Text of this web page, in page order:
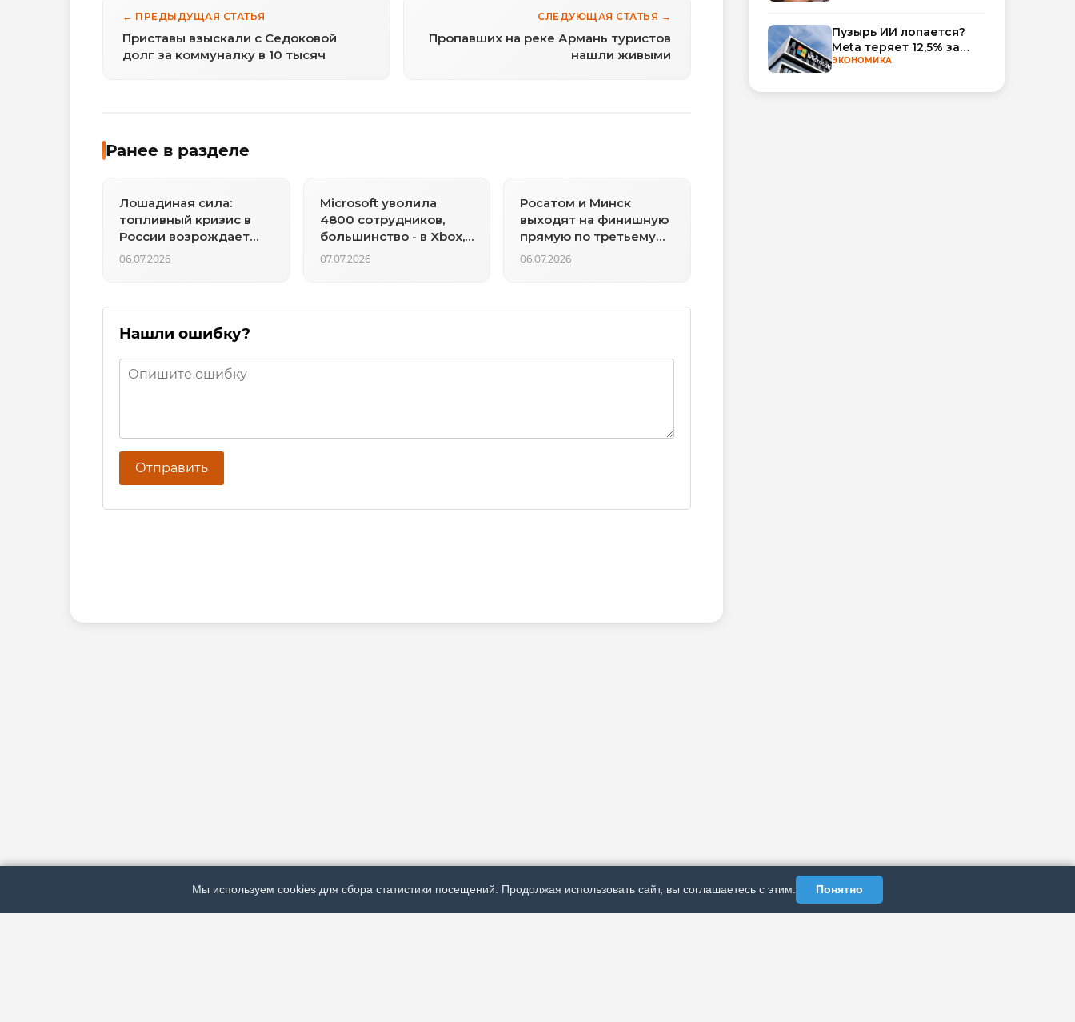
← ПРЕДЫДУЩАЯ СТАТЬЯ
Приставы взыскали с Седоковой
долг за коммуналку в 10 тысяч
СЛЕДУЮЩАЯ СТАТЬЯ →
Пропавших на реке Армань туристов
нашли живыми
Ранее в разделе
Лошадиная сила:
топливный кризис в
России возрождает
гужевой транспорт
06.07.2026
Microsoft уволила
4800 сотрудников,
большинство - в Xbox,
на фоне перехода к ИИ
07.07.2026
Росатом и Минск
выходят на финишную
прямую по третьему
блоку БелАЭС
06.07.2026
Нашли ошибку?
Отправить
Пузырь ИИ лопается?
Meta теряет 12,5% за
неделю, а Microsoft и
ЭКОНОМИКА
Мы используем cookies для сбора статистики посещений. Продолжая использовать сайт, вы соглашаетесь с этим. Понятно